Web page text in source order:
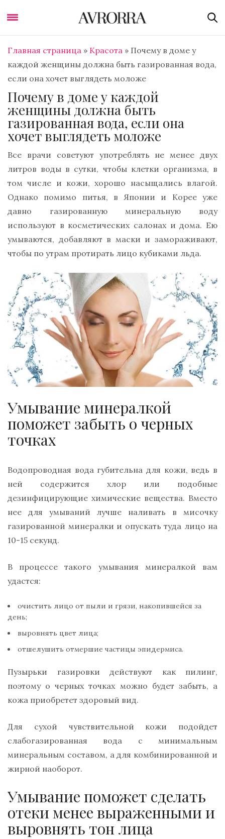
Главная страница » Красота » Почему в доме у
каждой женщины должна быть газированная вода,
если она хочет выглядеть моложе
Почему в доме у каждой
женщины должна быть
газированная вода, если она
хочет выглядеть моложе
Все врачи советуют употреблять не менее двух
литров воды в сутки, чтобы клетки организма, в
том числе и кожи, хорошо насыщались влагой.
Однако помимо питья, в Японии и Корее уже
давно газированную минеральную воду
используют в косметических салонах и дома. Ею
умываются, добавляют в маски и замораживают,
чтобы по утрам протирать лицо кубиками льда.
Умывание минералкой
поможет забыть о черных
точках
Водопроводная вода губительна для кожи, ведь в
ней содержится хлор или подобные
дезинфицирующие химические вещества. Вместо
нее для умываний лучше наливать в мисочку
газированной минералки и опускать туда лицо на
10-15 секунд.
В процессе такого умывания минералкой вам
удастся:
очистить лицо от пыли и грязи, накопившейся за
день;
выровнять цвет лица;
отшелушить отмершие частицы эпидермиса.
Пузырьки газировки действуют как пилинг,
поэтому о черных точках можно будет забыть, а
кожа приобретет здоровый вид.
Для сухой чувствительной кожи подойдет
слабогазированная вода с минимальным
минеральным составом, а для комбинированной и
жирной наоборот.
Умывание поможет сделать
отеки менее выраженными и
выровнять тон лица